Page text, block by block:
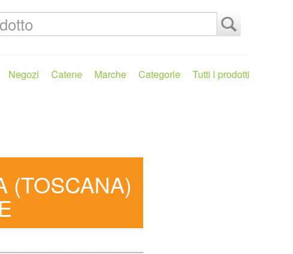
Negozi Catene Marche Categorie Tutti i prodotti
(TOSCANA)